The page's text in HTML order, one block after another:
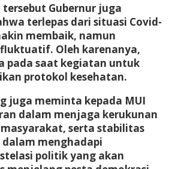
Gubernur juga
terlepas dari situasi Covid-
membaik, namun
Oleh karenanya,
pada saat kegiatan untuk
protokol kesehatan.
juga meminta kepada MUI
dalam menjaga kerukunan
serta stabilitas
menghadapi
politik yang akan